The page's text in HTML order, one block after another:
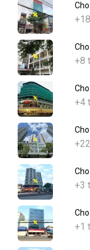
+8
+4
+3
+1